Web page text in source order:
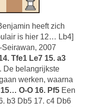
heeft zich
is hier 12… Lb4]
Seirawan, 2007
Tfe1 Le7 15. a3
De belangrijkste
werken, waarna
15… O-O 16. Pf5 Een
b3 Db5 17. c4 Db6